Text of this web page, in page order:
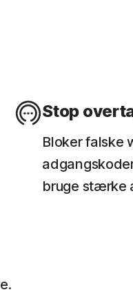
Stop
Bloker falske
bruge stærke